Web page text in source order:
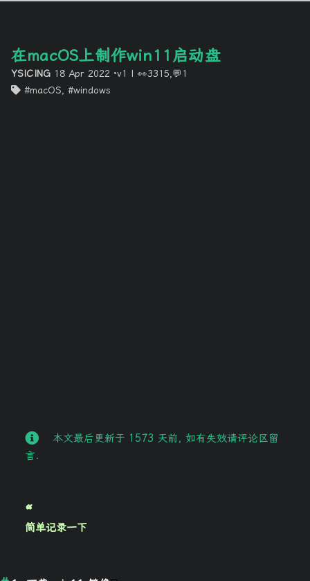
在macOS上制作win11启动盘
YSICING 18 Apr 2022 ·v1 |👀3315,💬1
macOS
windows
本文最后更新于 1573 天前, 如有失效请评论区留
言.
简单记录一下